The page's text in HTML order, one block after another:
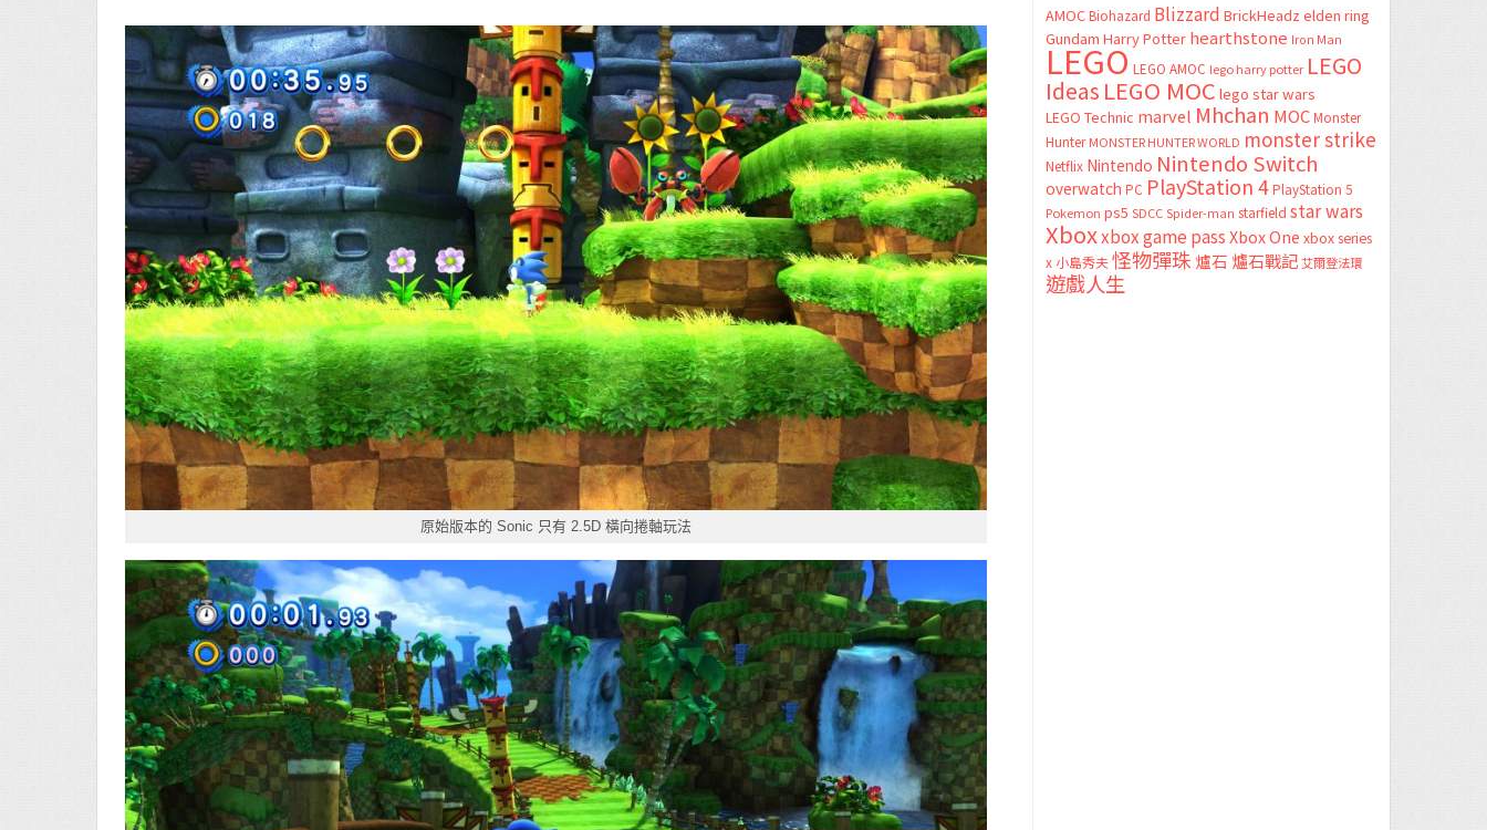
原始版本的 Sonic 只有 2.5D 橫向捲軸玩法
AMOC Biohazard Blizzard BrickHeadz elden ring
Gundam Harry Potter hearthstone Iron Man
LEGO LEGO AMOC lego harry potter LEGO
Ideas LEGO MOC lego star wars
LEGO Technic marvel Mhchan MOC Monster
Hunter MONSTER HUNTER WORLD monster strike
Netflix Nintendo Nintendo Switch
overwatch PC PlayStation 4 PlayStation 5
Pokemon ps5 SDCC Spider-man starfield star wars
Xboxxbox game passXbox One xbox series
x 小島秀夫怪物彈珠 爐石 爐石戰記艾爾登法環
遊戲人生